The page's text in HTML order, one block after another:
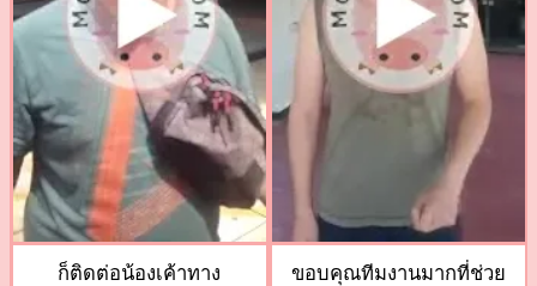
ก็ติดต่อน้องเค้าทาง
ขอบคุณทีมงานมากที่ช่วย